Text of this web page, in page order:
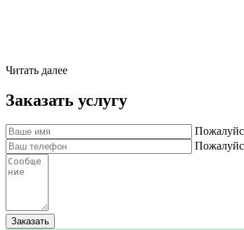
Читать далее
Заказать услугу
Заказать